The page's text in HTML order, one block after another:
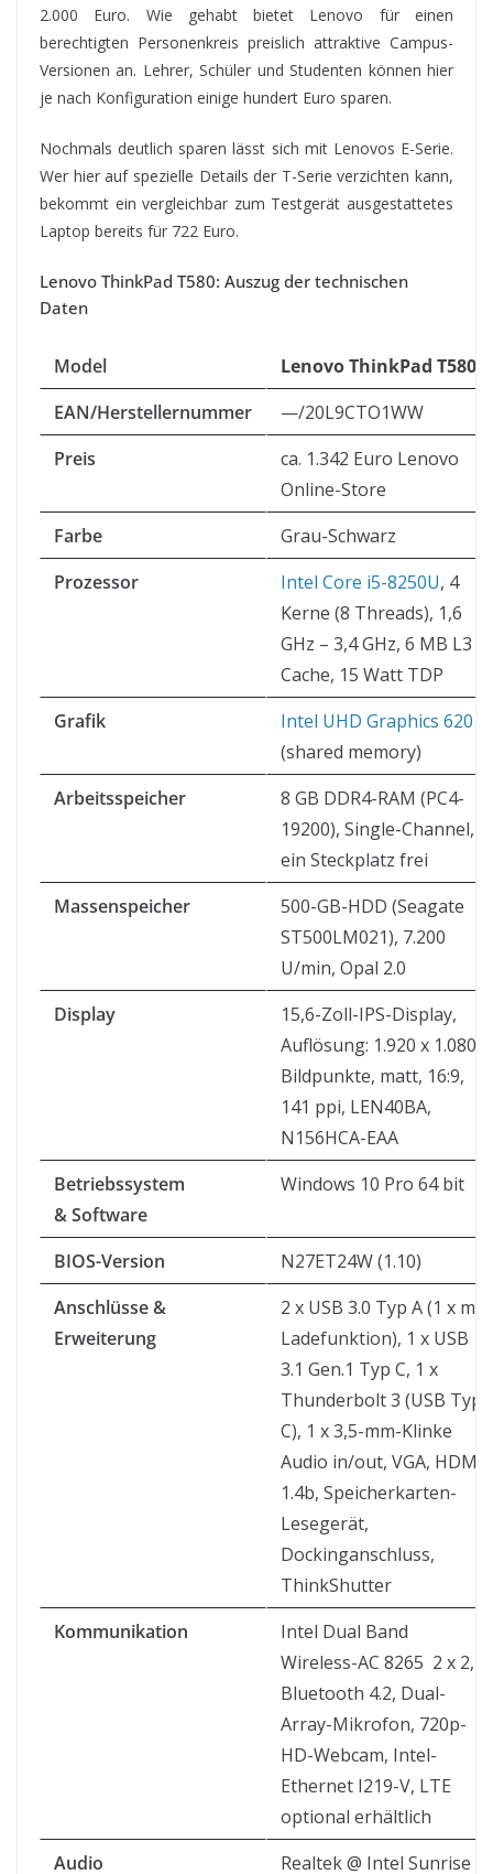
2.000 Euro. Wie gehabt bietet Lenovo für einen
berechtigten Personenkreis preislich attraktive Campus-
Versionen an. Lehrer, Schüler und Studenten können hier
je nach Konfiguration einige hundert Euro sparen.
Nochmals deutlich sparen lässt sich mit Lenovos E-Serie.
Wer hier auf spezielle Details der T-Serie verzichten kann,
bekommt ein vergleichbar zum Testgerät ausgestattetes
Laptop bereits für 722 Euro.
Lenovo ThinkPad T580: Auszug der technischen
Daten
Model
Lenovo ThinkPad T580
EAN/Herstellernummer
—/20L9CTO1WW
Preis
ca. 1.342 Euro Lenovo
Online-Store
Farbe
Grau-Schwarz
Prozessor
Intel Core i5-8250U, 4
Kerne (8 Threads), 1,6
GHz – 3,4 GHz, 6 MB L3
Cache, 15 Watt TDP
Grafik
Intel UHD Graphics 620
(shared memory)
Arbeitsspeicher
8 GB DDR4-RAM (PC4-
19200), Single-Channel,
ein Steckplatz frei
Massenspeicher
500-GB-HDD (Seagate
ST500LM021), 7.200
U/min, Opal 2.0
Display
15,6-Zoll-IPS-Display,
Auflösung: 1.920 x 1.080
Bildpunkte, matt, 16:9,
141 ppi, LEN40BA,
N156HCA-EAA
Betriebssystem
& Software
Windows 10 Pro 64 bit
BIOS-Version
N27ET24W (1.10)
Anschlüsse &
Erweiterung
2 x USB 3.0 Typ A (1 x mit
Ladefunktion), 1 x USB
3.1 Gen.1 Typ C, 1 x
Thunderbolt 3 (USB Typ
C), 1 x 3,5-mm-Klinke
Audio in/out, VGA, HDMI
1.4b, Speicherkarten-
Lesegerät,
Dockinganschluss,
ThinkShutter
Kommunikation
Intel Dual Band
Wireless-AC 8265 2 x 2,
Bluetooth 4.2, Dual-
Array-Mikrofon, 720p-
HD-Webcam, Intel-
Ethernet I219-V, LTE
optional erhältlich
Audio
Realtek @ Intel Sunrise